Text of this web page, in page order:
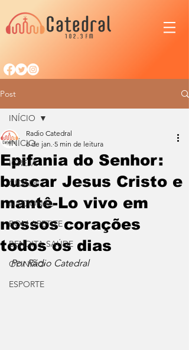
Post
INÍCIO
IGREJA
CIDADE
NACIONAL
BOM APETITE
BENDITA SAÚDE
OPINIÃO
ESPORTE
INÍCIO
Epifania do Senhor:
buscar Jesus Cristo e
mantê-Lo vivo em
nossos corações
todos os dias
Radio Catedral
6 de jan. 5 min de leitura
Por Rádio Catedral